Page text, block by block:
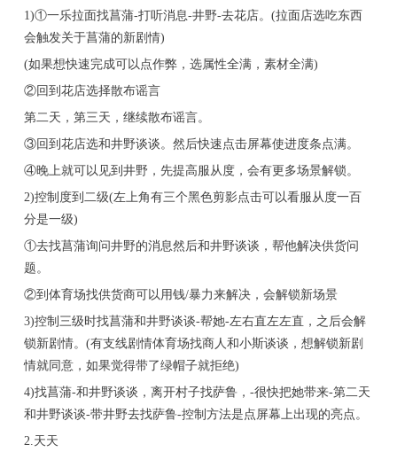
1)①一乐拉面找菖蒲-打听消息-井野-去花店。(拉面店选吃东西
会触发关于菖蒲的新剧情)
(如果想快速完成可以点作弊，选属性全满，素材全满)
②回到花店选择散布谣言
第二天，第三天，继续散布谣言。
③回到花店选和井野谈谈。然后快速点击屏幕使进度条点满。
④晚上就可以见到井野，先提高服从度，会有更多场景解锁。
2)控制度到二级(左上角有三个黑色剪影点击可以看服从度一百
分是一级)
①去找菖蒲询问井野的消息然后和井野谈谈，帮他解决供货问
题。
②到体育场找供货商可以用钱/暴力来解决，会解锁新场景
3)控制三级时找菖蒲和井野谈谈-帮她-左右直左左直，之后会解
锁新剧情。(有支线剧情体育场找商人和小斯谈谈，想解锁新剧
情就同意，如果觉得带了绿帽子就拒绝)
4)找菖蒲-和井野谈谈，离开村子找萨鲁，-很快把她带来-第二天
和井野谈谈-带井野去找萨鲁-控制方法是点屏幕上出现的亮点。
2.天天